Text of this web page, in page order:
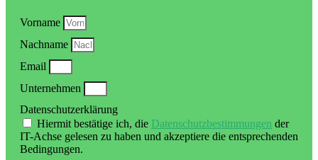
Vorname
Nachname
Email
Unternehmen
Datenschutzerklärung
Hiermit bestätige ich, die Datenschutzbestimmungen der
IT-Achse gelesen zu haben und akzeptiere die entsprechenden
Bedingungen.